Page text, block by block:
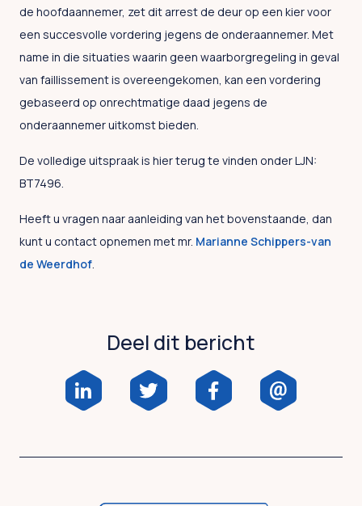
de hoofdaannemer, zet dit arrest de deur op een kier voor
een succesvolle vordering jegens de onderaannemer. Met
name in die situaties waarin geen waarborgregeling in geval
van faillissement is overeengekomen, kan een vordering
gebaseerd op onrechtmatige daad jegens de
onderaannemer uitkomst bieden.
De volledige uitspraak is hier terug te vinden onder LJN:
BT7496.
Heeft u vragen naar aanleiding van het bovenstaande, dan
kunt u contact opnemen met mr. Marianne Schippers-van
de Weerdhof
Deel dit bericht